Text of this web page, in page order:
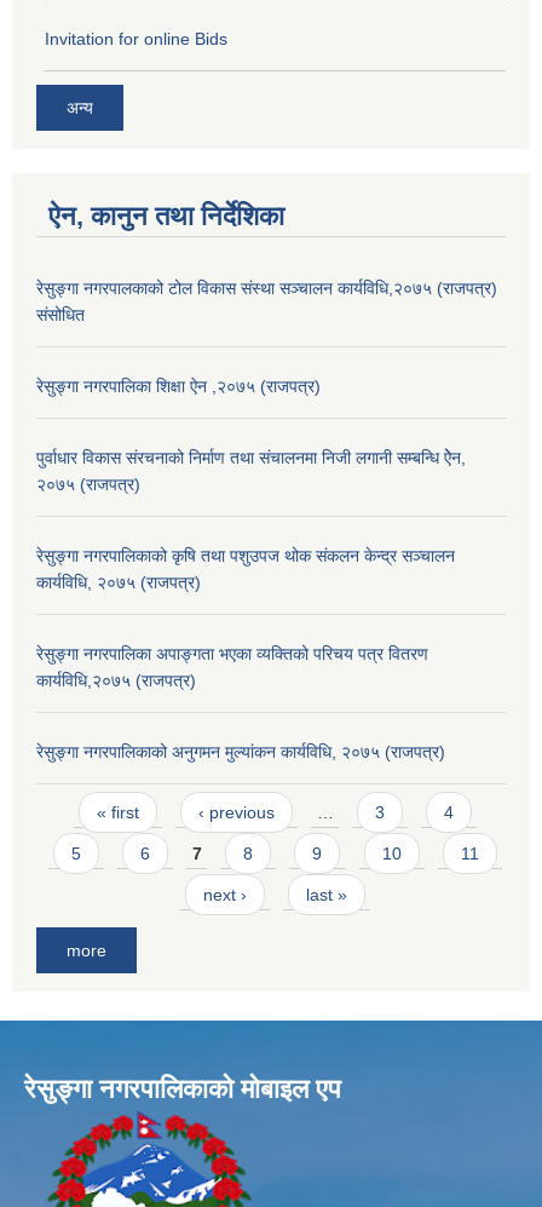
Invitation for online Bids
अन्य
ऐन, कानुन तथा निर्देशिका
रेसुङ्गा नगरपालकाको टोल विकास संस्था सञ्चालन कार्यविधि,२०७५ (राजपत्र)
संसोधित
रेसुङ्गा नगरपालिका शिक्षा ऐन ,२०७५ (राजपत्र)
पुर्वाधार विकास संरचनाको निर्माण तथा स‌ंचालनमा निजी लगानी सम्बन्धि ऐेन,
२०७५ (राजपत्र)
रेसुङ्गा नगरपालिकाको कृषि तथा पशुउपज थोक संकलन केन्द्र सञ्चालन
कार्यविधि, २०७५ (राजपत्र)
रेसुङ्गा नगरपालिका अपाङ्गता भएका व्यक्तिको परिचय पत्र वितरण
कार्यविधि,२०७५ (राजपत्र)
रेसुङ्गा नगरपालिकाको अनुगमन मुल्यांकन कार्यविधि, २०७५ (राजपत्र)
Pages
« first ‹ previous 3 4
5 6 7 8 9 10 11
next › last »
more
रेसुङ्गा नगरपालिकाकाे माेबाइल एप